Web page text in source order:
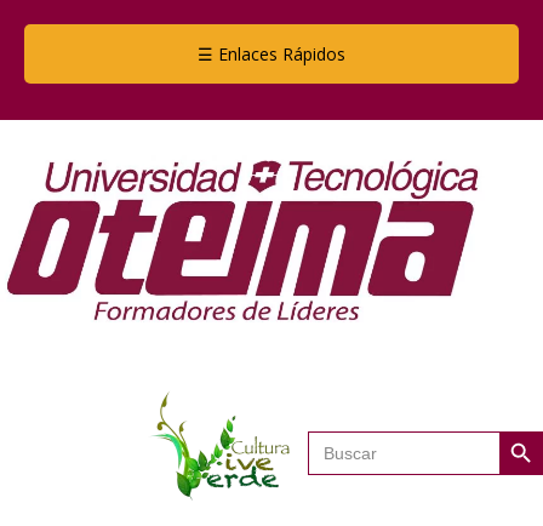
☰ Enlaces Rápidos
Buscar: Botón